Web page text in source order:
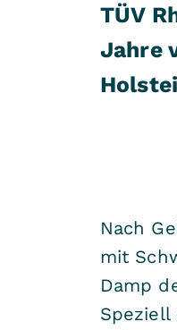
TÜV
Jahre
Nach
mit
Damp
Speziell